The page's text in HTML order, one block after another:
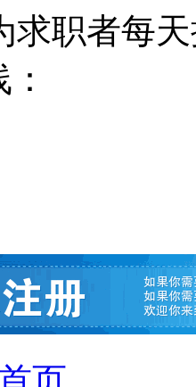
求职者每